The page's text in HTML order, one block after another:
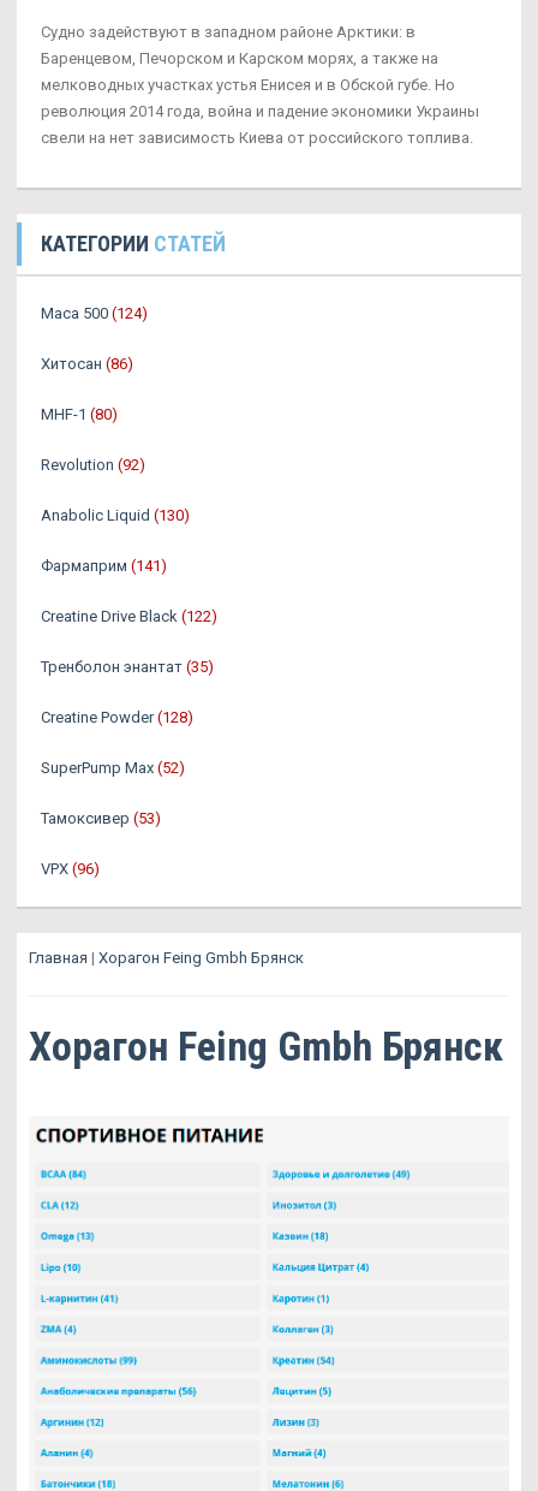
Судно задействуют в западном районе Арктики: в
Баренцевом, Печорском и Карском морях, а также на
мелководных участках устья Енисея и в Обской губе. Но
революция 2014 года, война и падение экономики Украины
свели на нет зависимость Киева от российского топлива.
КАТЕГОРИИ СТАТЕЙ
Maca 500 (124)
Хитосан (86)
MHF-1 (80)
Revolution (92)
Anabolic Liquid (130)
Фармаприм (141)
Creatine Drive Black (122)
Тренболон энантат (35)
Creatine Powder (128)
SuperPump Max (52)
Тамоксивер (53)
VPX (96)
Главная | Хорагон Feing Gmbh Брянск
Хорагон Feing Gmbh Брянск